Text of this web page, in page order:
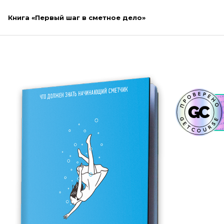
Книга «Первый шаг в сметное дело»